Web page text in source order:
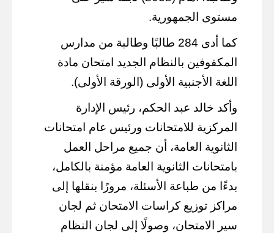
مستوى الجمهورية.
كما أدى 284 طالبًا وطالبة من مدارس
المكفوفين بالنظام الجديد امتحان مادة
اللغة الأجنبية الأولى (الورقة الأولى).
وأكد خالد عبد الحكم، رئيس الإدارة
المركزية للامتحانات ورئيس عام امتحانات
الثانوية العامة، أن جميع مراحل العمل
بامتحانات الثانوية العامة مؤمنة بالكامل،
بدءًا من طباعة الأسئلة، مرورًا بنقلها إلى
مراكز توزيع كراسات الامتحان ثم لجان
سير الامتحان، وصولًا إلى لجان النظام